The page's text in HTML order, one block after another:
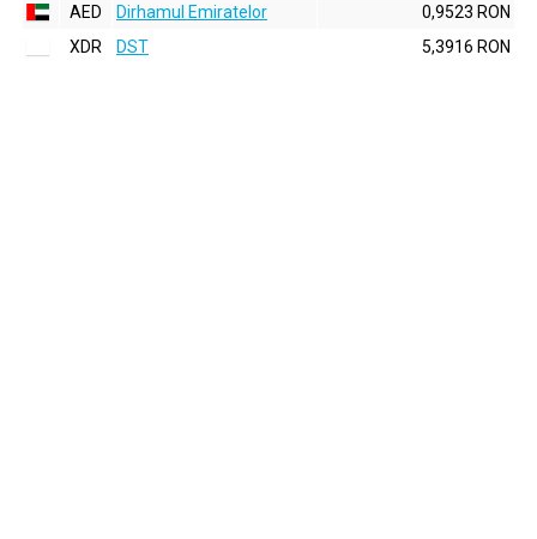
AED
Dirhamul Emiratelor
0,9523 RON
XDR
DST 5,3916 RON